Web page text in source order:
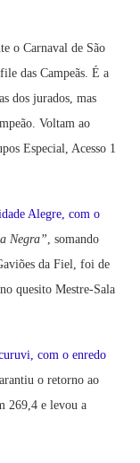
o Carnaval de São
das Campeãs. É a
dos jurados, mas
Voltam ao
Especial, Acesso 1
Alegre, com o
Negra”, somando
da Fiel, foi de
quesito Mestre-Sala
com o enredo
o retorno ao
269,4 e levou a